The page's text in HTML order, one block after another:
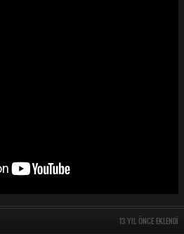
13 YIL ÖNCE EKLENDI